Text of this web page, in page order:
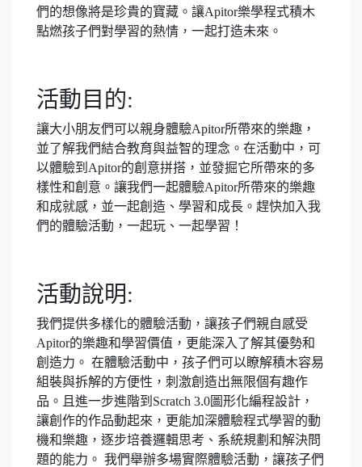
們的想像將是珍貴的寶藏。讓Apitor樂學程式積木
點燃孩子們對學習的熱情，一起打造未來。
活動目的:
讓大小朋友們可以親身體驗Apitor所帶來的樂趣，
並了解我們結合教育與益智的理念。在活動中，可
以體驗到Apitor的創意拼搭，並發掘它所帶來的多
樣性和創意。讓我們一起體驗Apitor所帶來的樂趣
和成就感，並一起創造、學習和成長。趕快加入我
們的體驗活動，一起玩、一起學習！
活動說明:
我們提供多樣化的體驗活動，讓孩子們親自感受
Apitor的樂趣和學習價值，更能深入了解其優勢和
創造力。 在體驗活動中，孩子們可以瞭解積木容易
組裝與拆解的方便性，刺激創造出無限個有趣作
品。且進一步進階到Scratch 3.0圖形化編程設計，
讓創作的作品動起來，更能加深體驗程式學習的動
機和樂趣，逐步培養邏輯思考、系統規劃和解決問
題的能力。 我們舉辦多場實際體驗活動，讓孩子們